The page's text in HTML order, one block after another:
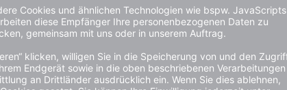
Mörtel-Kasten ′Profi′ 65 Liter aus
PE, mit ergonomischen
Griffmulden
Mörtel-Kübel
aus PE, mit
Griffmulden